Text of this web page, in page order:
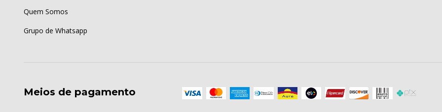
Quem Somos
Grupo de Whatsapp
Meios de pagamento